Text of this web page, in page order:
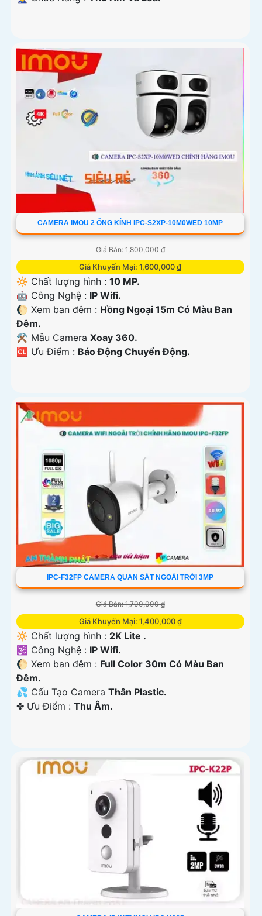
CAMERA IMOU 2 ỐNG KÍNH IPC-S2XP-10M0WED 10MP
Giá Bán: 1,800,000 ₫
Giá Khuyến Mại: 1,600,000 ₫
🔆 Chất lượng hình : 10 MP.
🤖️ Công Nghệ : IP Wifi.
🌔 Xem ban đêm : Hồng Ngoại 15m Có Màu Ban
Ðêm.
⚒ Mẫu Camera Xoay 360.
️🆑 Ưu Điểm : Báo Động Chuyển Động.
IPC-F32FP CAMERA QUAN SÁT NGOÀI TRỜI 3MP
Giá Bán: 1,700,000 ₫
Giá Khuyến Mại: 1,400,000 ₫
🔆 Chất lượng hình : 2K Lite .
🕉️ Công Nghệ : IP Wifi.
🌔 Xem ban đêm : Full Color 30m Có Màu Ban
Ðêm.
💦 Cấu Tạo Camera Thân Plastic.
️✤ Ưu Điểm : Thu Âm.